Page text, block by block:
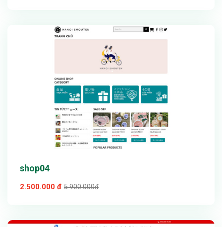
Chi tiết
shop04
2.500.000 đ 5.900.000đ